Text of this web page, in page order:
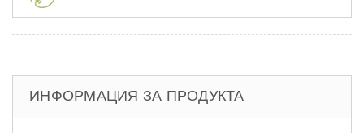
ИНФОРМАЦИЯ ЗА ПРОДУКТА